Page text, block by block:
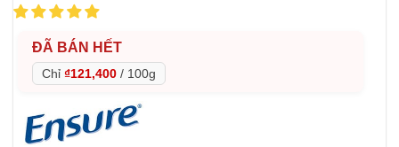
ĐÃ BÁN HẾT
Chỉ ₫121,400 / 100g